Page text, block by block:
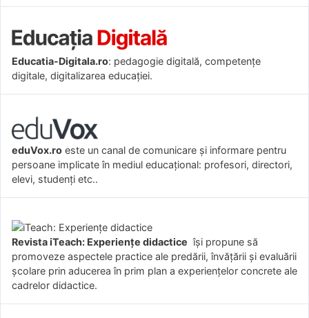
Educatia-Digitala.ro: pedagogie digitală, competențe
digitale, digitalizarea educației.
eduVox.ro este un canal de comunicare și informare pentru
persoane implicate în mediul educațional: profesori, directori,
elevi, studenți etc..
Revista iTeach: Experienţe didactice îşi propune să
promoveze aspectele practice ale predării, învăţării şi evaluării
şcolare prin aducerea în prim plan a experienţelor concrete ale
cadrelor didactice.